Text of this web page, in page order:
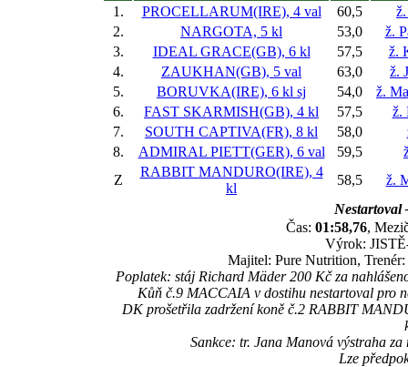
1.
PROCELLARUM(IRE), 4 val 60,5
2.
NARGOTA, 5 kl 53,0
ž.
3.
IDEAL GRACE(GB), 6 kl 57,5
ž.
4.
ZAUKHAN(GB), 5 val 63,0
ž.
5.
BORUVKA(IRE), 6 kl sj 54,0
ž.
6.
FAST SKARMISH(GB), 4 kl 57,5
ž.
7.
SOUTH CAPTIVA(FR), 8 kl 58,0
8.
ADMIRAL PIETT(GER), 6 val 59,5
Z
RABBIT MANDURO(IRE), 4
kl
58,5
ž.
Nestartoval
Čas: 01:58,76,
Výrok:
Majitel: Pure Nutrition,
Poplatek: stáj Richard Mäder 200 Kč za
Kůň č.9 MACCAIA v dostihu nestartoval pro
DK prošetřila zadržení koně č.2 RABBIT
Sankce: tr. Jana Manová výstraha
Lze